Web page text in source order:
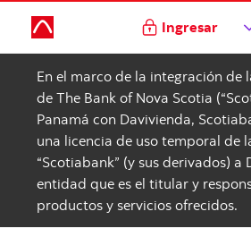
Ingresar
En el marco de la integración de
de The Bank of Nova Scotia
Panamá con Davivienda,
una licencia de uso temporal de
“Scotiabank” (y sus derivados) a
entidad que es el titular y
productos y servicios ofrecidos.